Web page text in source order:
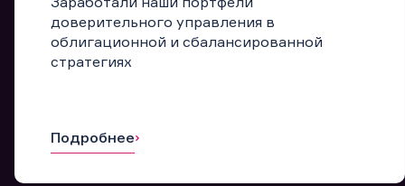
доверительного управления в
облигационной и сбалансированной
стратегиях
Подробнее